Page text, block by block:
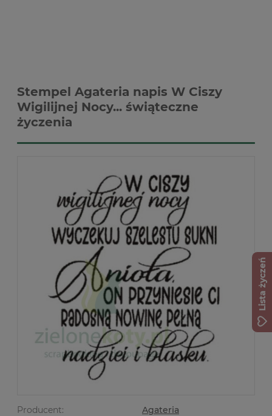
Stempel Agateria napis W Ciszy
Wigilijnej Nocy... świąteczne
życzenia
Producent:
Agateria
Lista życzeń